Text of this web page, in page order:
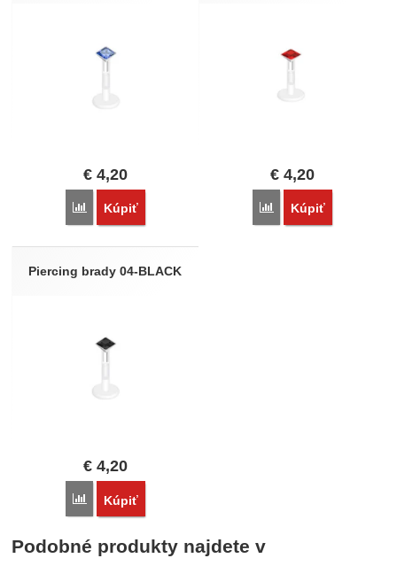
€ 4,20
Porovnať
Kúpiť
€4,20
Porovnať
Kúpiť
Piercing brady 04-BLACK
€ 4,20
Porovnať
Kúpiť
Podobné produkty najdete v